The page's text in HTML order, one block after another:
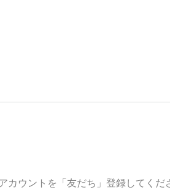
カウントを「友だち」登録してくだ